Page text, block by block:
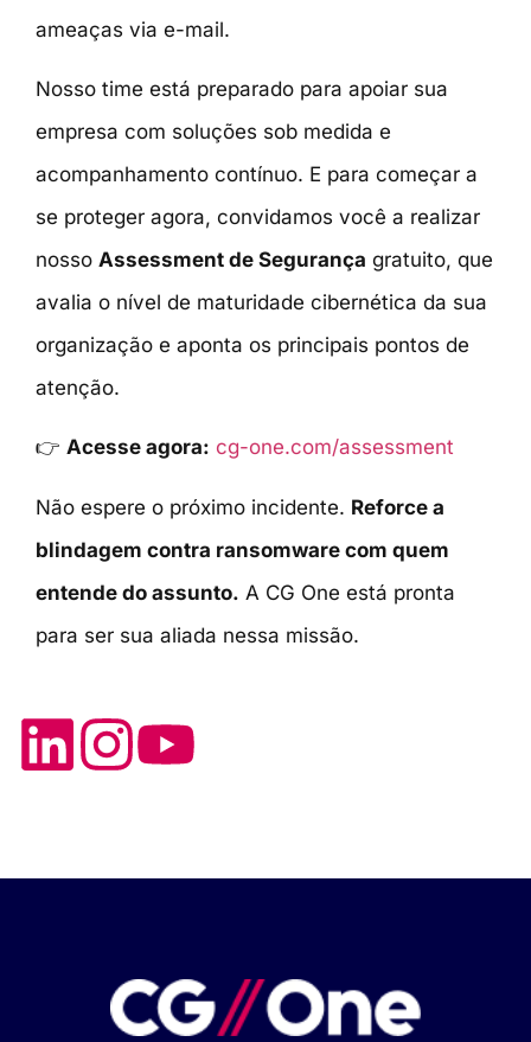
ameaças via e-mail.
Nosso time está preparado para apoiar sua
empresa com soluções sob medida e
acompanhamento contínuo. E para começar a
se proteger agora, convidamos você a realizar
nosso Assessment de Segurança gratuito, que
avalia o nível de maturidade cibernética da sua
organização e aponta os principais pontos de
atenção.
👉 Acesse agora: cg-one.com/assessment
Não espere o próximo incidente. Reforce a
blindagem contra ransomware com quem
entende do assunto. A CG One está pronta
para ser sua aliada nessa missão.